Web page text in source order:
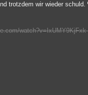
trotzdem wir wieder schuld.